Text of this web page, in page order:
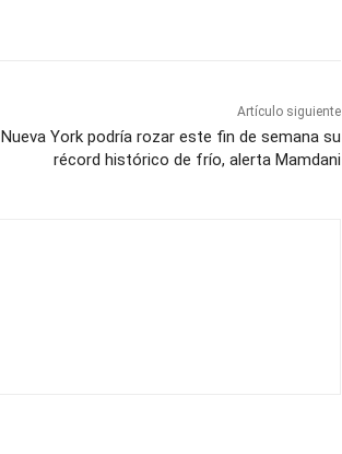
Artículo siguiente
Nueva York podría rozar este fin de semana su
récord histórico de frío, alerta Mamdani